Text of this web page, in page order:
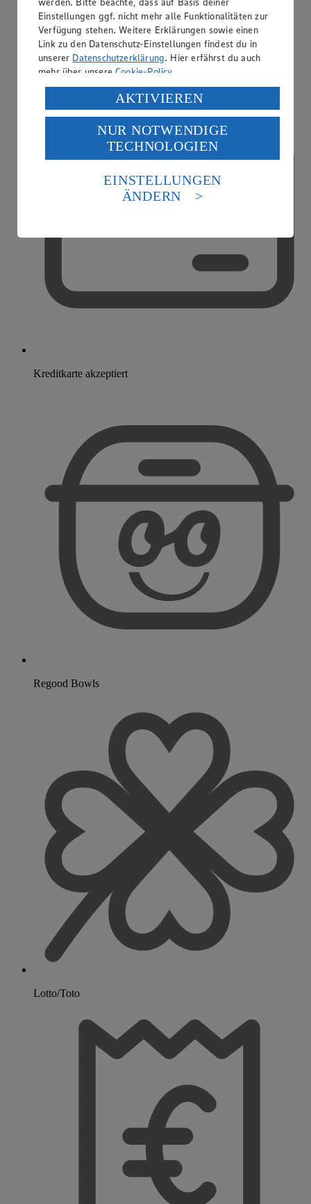
EDEKA smart
Kreditkarte akzeptiert
Regood Bowls
Lotto/Toto
Einstellungen ggf. nicht mehr alle Funktionalitäten zur
Verfügung stehen. Weitere Erklärungen sowie einen
Link zu den Datenschutz-Einstellungen findest du in
unserer Datenschutzerklärung. Hier erfährst du auch
mehr über unsereCookie-Policy.
Verarbeitung deiner personenbezogenen Daten in den
USA durch Facebook und YouTube:
Wenn du auf „Aktivieren“ klickst, willigst du im Sinne
des Art. 49 Abs. 1 Satz 1 lit. a) DSGVO ein, dass deine
Daten in den USA verarbeitet werden. Der EuGH sieht
die USA als Land mit einem nach europäischen
Standards nicht angemessenen Datenschutzniveau an.
Es besteht das Risiko eines Zugriffs durch US-
Informationen zum Herausgeber der Seite findest du
AKTIVIEREN
NUR NOTWENDIGE
TECHNOLOGIEN
EINSTELLUNGEN
ÄNDERN